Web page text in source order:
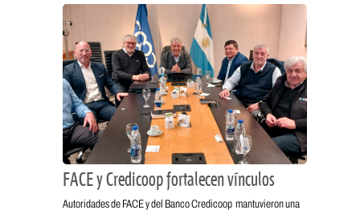
FACE y Credicoop fortalecen vínculos
Autoridades de FACE y del Banco Credicoop mantuvieron una